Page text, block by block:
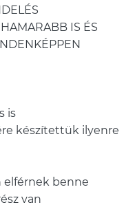
IS ÉS
is
készítettük ilyenre
elférnek benne
van